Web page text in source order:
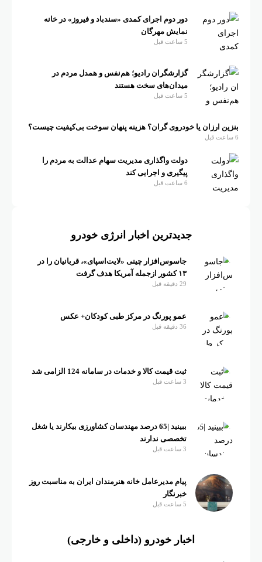
دور دوم اجرای کمدی «سندباد و فیروز» در خانه
نمایش مهرگان
گزارشگران رادیو؛ هم‌نفس و همدل مردم در
میدان‌های سخت هستند
بنزین ارزان یا خودروی گران؟ هزینه پنهان سوخت بی‌کیفیت چیست؟
دولت واگذاری مدیریت سهام عدالت به مردم را
پیگیری و اجرایی کند
جدیدترین اخبار انرژی خودرو
جاسوس‌افزار چینی «لایت‌اسپای»، قربانیان را در
عمو پورنگ در مرکز طبی کودکان+ عکس
ثبت قیمت کالا و خدمات در سامانه 124 الزامی شد
ببینید |65 درصد مهندسان کشاورزی بیکارند یا شغل
تخصصی ندارند
پیام مدیرعامل خانه هنرمندان ایران به مناسبت روز
خبرنگار
5 ساعت قبل
اخبار خودرو (داخلی و خارجی)